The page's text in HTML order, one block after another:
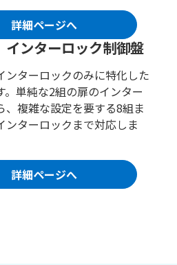
詳細ページへ
ンターロック制御盤
ンターロックのみに特化した
。単純な2組の扉のインター
、複雑な設定を要する8組ま
ンターロックまで対応しま
詳細ページへ